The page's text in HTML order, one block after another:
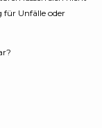
für Unfälle oder